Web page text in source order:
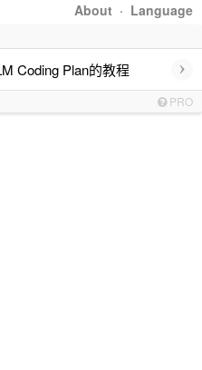
About · Language
Coding Plan的教程 ›
PRO